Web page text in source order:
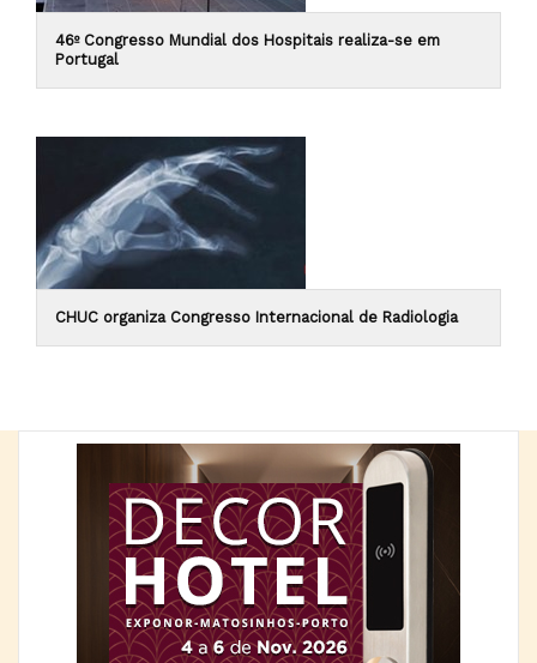
46º Congresso Mundial dos Hospitais realiza-se em
Portugal
CHUC organiza Congresso Internacional de Radiologia